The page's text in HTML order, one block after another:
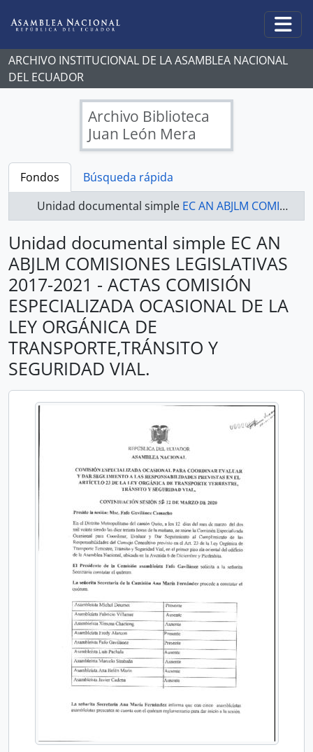
ARCHIVO INSTITUCIONAL DE LA ASAMBLEA NACIONAL
DEL ECUADOR
Archivo Biblioteca
Juan León Mera
Fondos
Búsqueda rápida
Unidad documental simple EC AN ABJLM COMISIONES LEGISLATIVAS 2017-2021 - ACTAS COMISIÓN ESPECIALIZADA OCASIONAL DE LA LEY ORGÁNICA DE TRANSPORTE,TRÁNSITO Y SEGURIDAD VIAL.
Unidad documental simple EC AN
ABJLM COMISIONES LEGISLATIVAS
2017-2021 - ACTAS COMISIÓN
ESPECIALIZADA OCASIONAL DE LA
LEY ORGÁNICA DE
TRANSPORTE,TRÁNSITO Y
SEGURIDAD VIAL.